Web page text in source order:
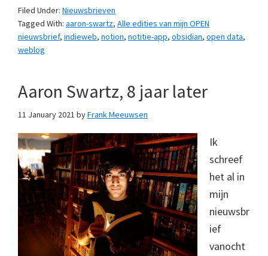
Filed Under: Nieuwsbrieven
Tagged With: aaron-swartz, Alle edities van mijn OPEN
nieuwsbrief, indieweb, notion, notitie-app, obsidian, open data,
weblog
Aaron Swartz, 8 jaar later
11 January 2021 byFrank Meeuwsen
Ik
schreef
het al in
mijn
nieuwsbr
ief
vanocht